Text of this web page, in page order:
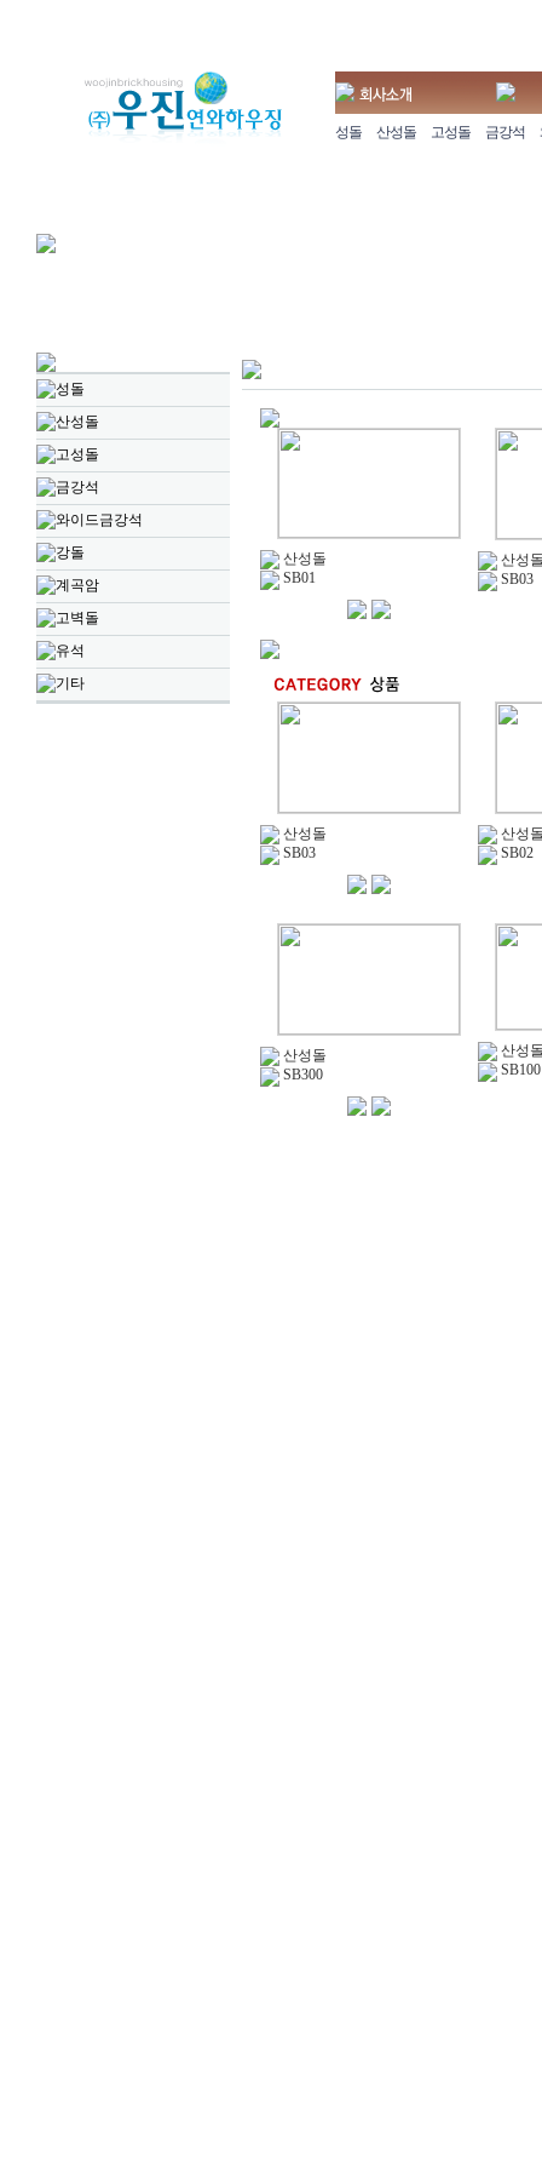
성돌 산성돌 고성돌 금강석
성돌
산성돌
고성돌
금강석
와이드금강석
강돌
계곡암
고벽돌
유석
기타
산성돌
SB01
산성
SB03
산성돌
SB03
산성
SB02
산성돌
SB300
산성
SB100